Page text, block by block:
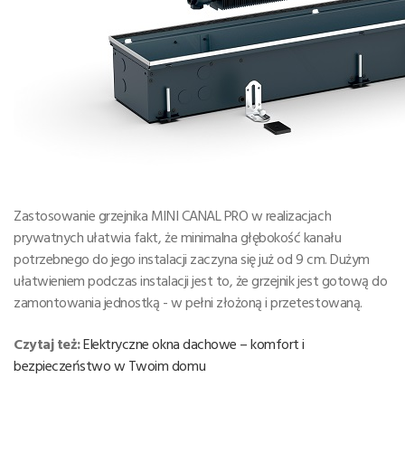
Zastosowanie grzejnika MINI CANAL PRO w realizacjach
prywatnych ułatwia fakt, że minimalna głębokość kanału
potrzebnego do jego instalacji zaczyna się już od 9 cm. Dużym
ułatwieniem podczas instalacji jest to, że grzejnik jest gotową do
zamontowania jednostką - w pełni złożoną i przetestowaną.
Czytaj też:Elektryczne okna dachowe – komfort i
bezpieczeństwo w Twoim domu